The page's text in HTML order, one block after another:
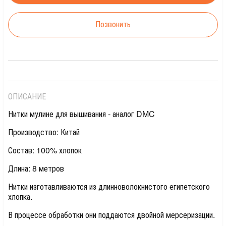
Позвонить
ОПИСАНИЕ
Нитки мулине для вышивания - аналог DMC
Производство: Китай
Состав: 100% хлопок
Длина: 8 метров
Нитки изготавливаются из длинноволокнистого египетского
хлопка.
В процессе обработки они поддаются двойной мерсеризации.